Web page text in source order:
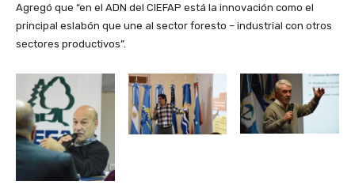
Agregó que “en el ADN del CIEFAP está la innovación como el
principal eslabón que une al sector foresto – industrial con otros
sectores productivos”.